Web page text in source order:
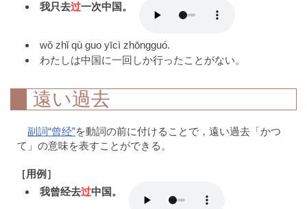
我只去过一次中国。
wǒ zhǐ qù guo yīcì zhōngguó.
わたしは中国に一回しか行ったことがない。
遠い過去
副詞“曾经”を動詞の前に付けることで，遠い過去「かつ
て」の意味を表すことができる。
［用例］
我曾经去过中国。